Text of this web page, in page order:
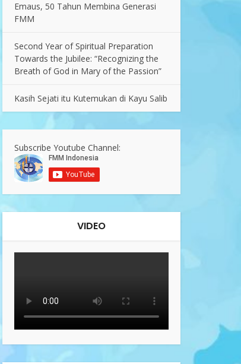
Emaus, 50 Tahun Membina Generasi
FMM
Second Year of Spiritual Preparation
Towards the Jubilee: “Recognizing the
Breath of God in Mary of the Passion”
Kasih Sejati itu Kutemukan di Kayu Salib
Subscribe Youtube Channel:
VIDEO